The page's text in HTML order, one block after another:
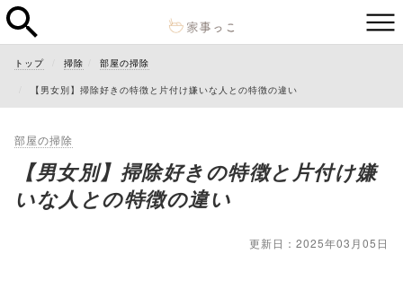
トップ 掃除 部屋の掃除
【男女別】掃除好きの特徴と片付け嫌いな人との特徴の違い
部屋の掃除
【男女別】掃除好きの特徴と片付け嫌
いな人との特徴の違い
更新日：2025年03月05日